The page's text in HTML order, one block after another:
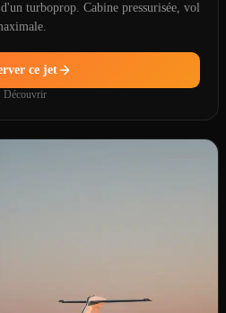
turboprop. Cabine pressurisée, vol
ce jet
Découvrir